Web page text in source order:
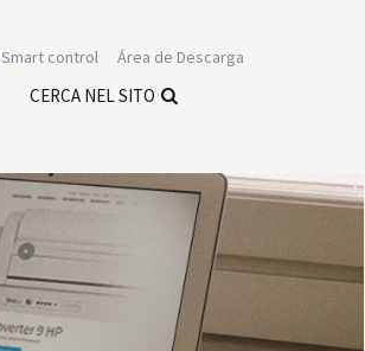
Área de Descarga
Smart control
CERCA NEL SITO